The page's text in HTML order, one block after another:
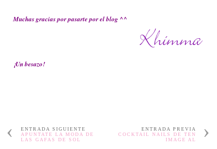
Muchas gracias por pasarte por el blog ^^
¡Un besazo!
ENTRADA SIGUIENTE
APUNTATE LA MODA DE
LAS GAFAS DE SOL
ENTRADA PREVIA
COCKTAIL NAILS DE TEN
IMAGE AL